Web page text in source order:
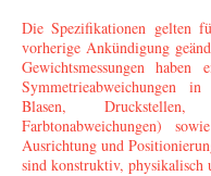
Die Spezifikationen gelten
vorherige Ankündigung
Gewichtsmessungen
Symmetrieabweichungen
Blasen, Druckstellen,
Farbtonabweichungen)
Ausrichtung und
sind konstruktiv, physikalisch